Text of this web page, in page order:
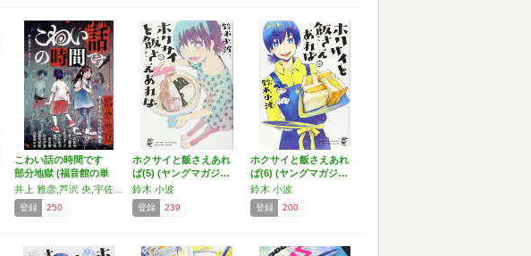
こわい話の時間です
部分地獄 (福音館の単
行…
登録 250
ホクサイと飯さえあれ
ば(5) (ヤングマガジ…
鈴木 小波
登録 239
ホクサイと飯さえあれ
ば(6) (ヤングマガジ…
鈴木 小波
登録 200